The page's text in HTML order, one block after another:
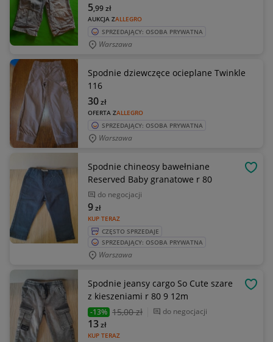
AUKCJA ZALLEGRO
5,99zł
SPRZEDAJĄCY: OSOBA PRYWATNA
Warszawa
Spodnie dziewczęce ocieplane Twinkle
116
OFERTA ZALLEGRO
30zł
SPRZEDAJĄCY: OSOBA PRYWATNA
Warszawa
Spodnie chineosy bawełniane
Reserved Baby granatowe r 80
do negocjacji
KUP TERAZ
9zł
CZĘSTO SPRZEDAJE
SPRZEDAJĄCY: OSOBA PRYWATNA
Warszawa
Spodnie jeansy cargo So Cute szare
z kieszeniami r 80 9 12m
-13% 15,00 zł do negocjacji
KUP TERAZ
13zł